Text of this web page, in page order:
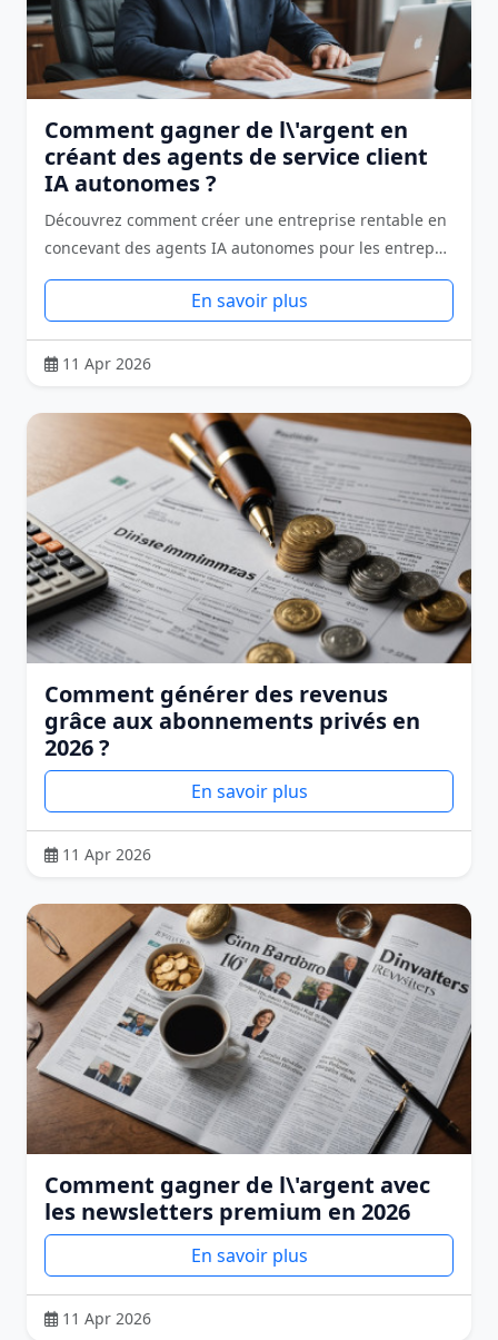
Comment gagner de l\'argent en
créant des agents de service client
IA autonomes ?
Découvrez comment créer une entreprise rentable en
concevant des agents IA autonomes pour les entrep…
En savoir plus
11 Apr 2026
Comment générer des revenus
grâce aux abonnements privés en
2026 ?
En savoir plus
11 Apr 2026
Comment gagner de l\'argent avec
les newsletters premium en 2026
En savoir plus
11 Apr 2026